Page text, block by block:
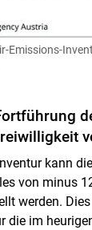
Emissions-
kann
von minus
werden.
die im